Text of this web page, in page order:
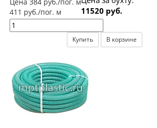
411 руб./пог. м
11520 руб.
Купить В корзине